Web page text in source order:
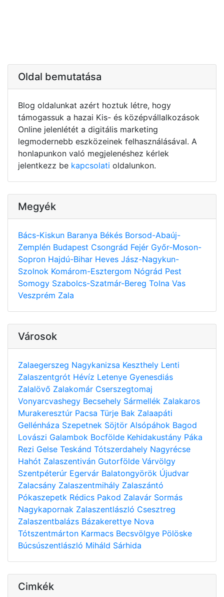
Oldal bemutatása
Blog oldalunkat azért hoztuk létre, hogy
támogassuk a hazai Kis- és középvállalkozások
Online jelenlétét a digitális marketing
legmodernebb eszközeinek felhasználásával. A
honlapunkon való megjelenéshez kérlek
jelentkezz be kapcsolati oldalunkon.
Megyék
Bács-Kiskun Baranya Békés Borsod-Abaúj-
Zemplén Budapest Csongrád Fejér Győr-Moson-
Sopron Hajdú-Bihar Heves Jász-Nagykun-
Szolnok Komárom-Esztergom Nógrád Pest
Somogy Szabolcs-Szatmár-Bereg Tolna Vas
Veszprém Zala
Városok
Zalaegerszeg Nagykanizsa Keszthely Lenti
Zalaszentgrót Hévíz Letenye Gyenesdiás
Zalalövő Zalakomár Cserszegtomaj
Vonyarcvashegy Becsehely Sármellék Zalakaros
Murakeresztúr Pacsa Türje Bak Zalaapáti
Gellénháza Szepetnek Söjtör Alsópáhok Bagod
Lovászi Galambok Bocfölde Kehidakustány Páka
Rezi Gelse Teskánd Tótszerdahely Nagyrécse
Hahót Zalaszentiván Gutorfölde Várvölgy
Szentpéterúr Egervár Balatongyörök Újudvar
Zalacsány Zalaszentmihály Zalaszántó
Pókaszepetk Rédics Pakod Zalavár Sormás
Nagykapornak Zalaszentlászló Csesztreg
Zalaszentbalázs Bázakerettye Nova
Tótszentmárton Karmacs Becsvölgye Pölöske
Búcsúszentlászló Miháld Sárhida
Cimkék